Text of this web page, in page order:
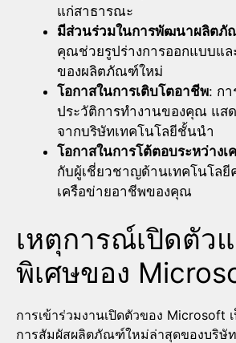
แก่สาธารณะ
มีส่วนร่วมในการพัฒนาผลิต
คุณช่วยรูปร่างการออกแบบแล
ของผลิตภัณฑ์ใหม่
โอกาสในการเติบโตอาชีพ: กา
ประวัติการทำงานของคุณ แสด
จากบริษัทเทคโนโลยีชั้นนำ
โอกาสในการโต้ตอบระหว่างเ
กับผู้เชี่ยวชาญด้านเทคโนโลยี
เครือข่ายอาชีพของคุณ
เหตุการณ์เปิดตัว
พิเศษของ
การเข้าร่วมงานเปิดตัวของ Microsoft
การสัมผัสผลิตภัณฑ์ใหม่ล่าสุดของบริษั